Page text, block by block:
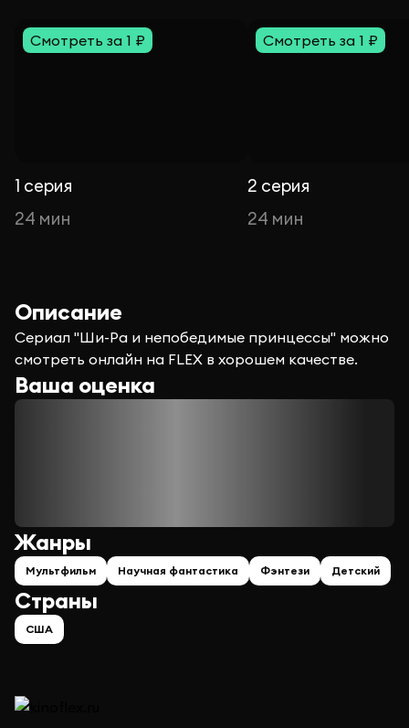
Смотреть за 1 ₽
1 серия
24 мин
Смотреть за 1 ₽
2 серия
24 мин
Описание
Сериал "Ши-Ра и непобедимые принцессы" можно
смотреть онлайн на FLEX в хорошем качестве.
Ваша оценка
Страны
США
Жанры
Мультфильм Научная фантастика Фэнтези Детский